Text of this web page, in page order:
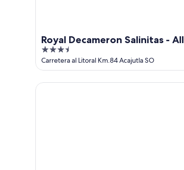
de
ago.
Royal Decameron Salinitas - All
Inclusive
3.5
out
of
5
Carretera al Litoral Km.84 Acajutla SO
Rancho Los Gorriones